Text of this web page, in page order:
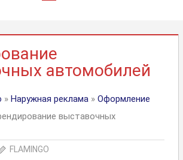
автомобилей
» Наружная реклама » Оформление
выставочных
FLAMINGO